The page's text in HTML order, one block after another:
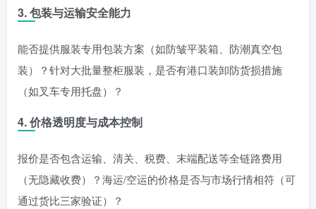
3.包装与运输安全能力
能否提供服装专用包装方案（如防皱平装箱、防潮真空包
装）？针对大批量整柜服装，是否有港口装卸防货损措施
（如叉车专用托盘）？
4.价格透明度与成本控制
报价是否包含运输、清关、税费、末端配送等全链路费用
（无隐藏收费）？海运/空运的价格是否与市场行情相符（可
通过货比三家验证）？